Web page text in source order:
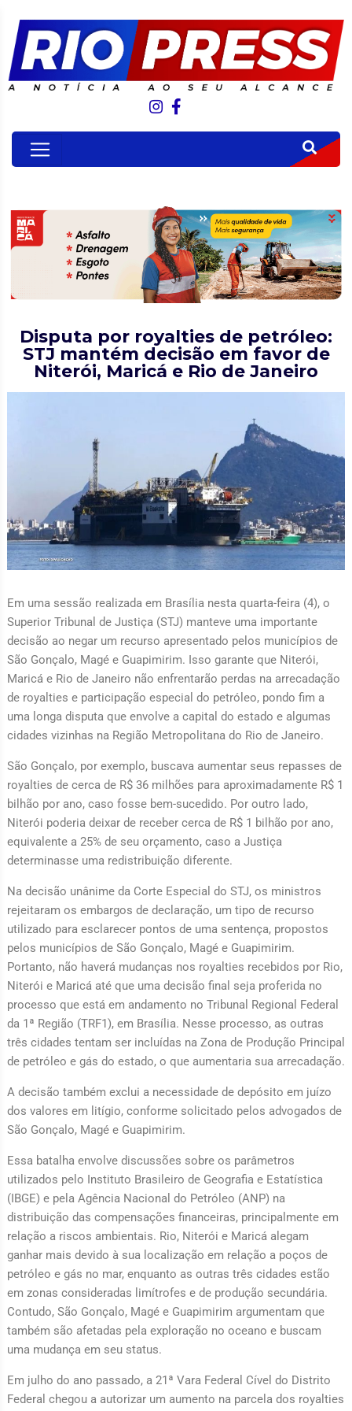
Disputa por royalties de petróleo:
STJ mantém decisão em favor de
Niterói, Maricá e Rio de Janeiro
Em uma sessão realizada em Brasília nesta quarta-feira (4), o
Superior Tribunal de Justiça (STJ) manteve uma importante
decisão ao negar um recurso apresentado pelos municípios de
São Gonçalo, Magé e Guapimirim. Isso garante que Niterói,
Maricá e Rio de Janeiro não enfrentarão perdas na arrecadação
de royalties e participação especial do petróleo, pondo fim a
uma longa disputa que envolve a capital do estado e algumas
cidades vizinhas na Região Metropolitana do Rio de Janeiro.
São Gonçalo, por exemplo, buscava aumentar seus repasses de
royalties de cerca de R$ 36 milhões para aproximadamente R$ 1
bilhão por ano, caso fosse bem-sucedido. Por outro lado,
Niterói poderia deixar de receber cerca de R$ 1 bilhão por ano,
equivalente a 25% de seu orçamento, caso a Justiça
determinasse uma redistribuição diferente.
Na decisão unânime da Corte Especial do STJ, os ministros
rejeitaram os embargos de declaração, um tipo de recurso
utilizado para esclarecer pontos de uma sentença, propostos
pelos municípios de São Gonçalo, Magé e Guapimirim.
Portanto, não haverá mudanças nos royalties recebidos por Rio,
Niterói e Maricá até que uma decisão final seja proferida no
processo que está em andamento no Tribunal Regional Federal
da 1ª Região (TRF1), em Brasília. Nesse processo, as outras
três cidades tentam ser incluídas na Zona de Produção Principal
de petróleo e gás do estado, o que aumentaria sua arrecadação.
A decisão também exclui a necessidade de depósito em juízo
dos valores em litígio, conforme solicitado pelos advogados de
São Gonçalo, Magé e Guapimirim.
Essa batalha envolve discussões sobre os parâmetros
utilizados pelo Instituto Brasileiro de Geografia e Estatística
(IBGE) e pela Agência Nacional do Petróleo (ANP) na
distribuição das compensações financeiras, principalmente em
relação a riscos ambientais. Rio, Niterói e Maricá alegam
ganhar mais devido à sua localização em relação a poços de
petróleo e gás no mar, enquanto as outras três cidades estão
em zonas consideradas limítrofes e de produção secundária.
Contudo, São Gonçalo, Magé e Guapimirim argumentam que
também são afetadas pela exploração no oceano e buscam
uma mudança em seu status.
Em julho do ano passado, a 21ª Vara Federal Cível do Distrito
Federal chegou a autorizar um aumento na parcela dos royalties